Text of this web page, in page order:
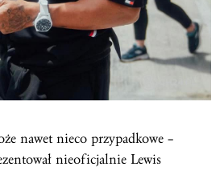
nawet nieco przypadkowe –
nieoficjalnie Lewis